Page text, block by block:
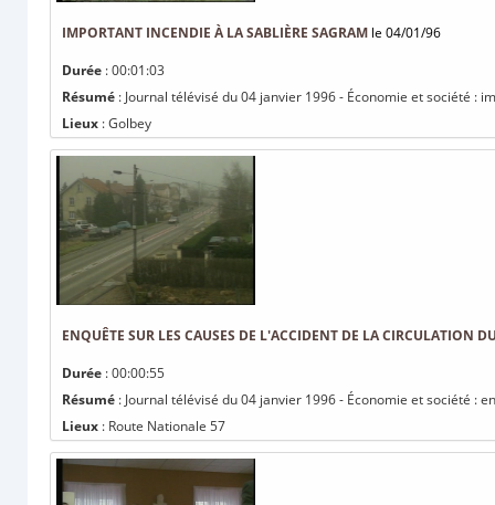
IMPORTANT INCENDIE À LA SABLIÈRE SAGRAM le 04/01/96
Durée : 00:01:03
Résumé : Journal télévisé du 04 janvier 1996 - Économie et société :
Lieux : Golbey
ENQUÊTE SUR LES CAUSES DE L'ACCIDENT DE LA CIRCULATION
Durée : 00:00:55
Résumé : Journal télévisé du 04 janvier 1996 - Économie et société :
Lieux : Route Nationale 57